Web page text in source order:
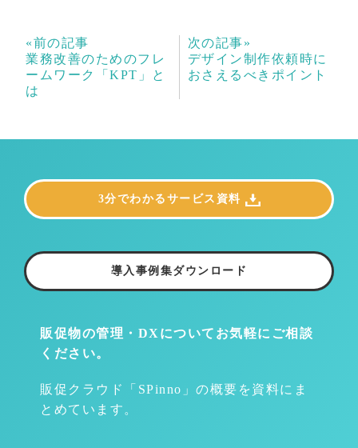
«前の記事
業務改善のためのフレ
ームワーク「KPT」と
は
次の記事»
デザイン制作依頼時に
おさえるべきポイント
販促物の管理・DXについて お気軽にご相談
ください。
販促クラウド「SPinno」の概要を資料にま
とめています。
3分でわかるサービス資料
導入事例集ダウンロード